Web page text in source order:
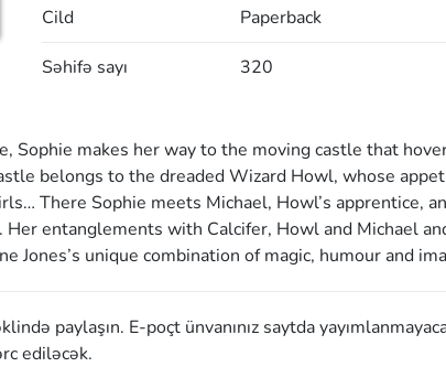
Cild Paperback
Səhifə sayı 320
Sophie makes her way to the moving castle that
belongs to the dreaded Wizard Howl, whose
There Sophie meets Michael, Howl’s apprentice,
entanglements with Calcifer, Howl and Michael
Jones’s unique combination of magic, humour and
paylaşın. E-poçt ünvanınız saytda
ediləcək.